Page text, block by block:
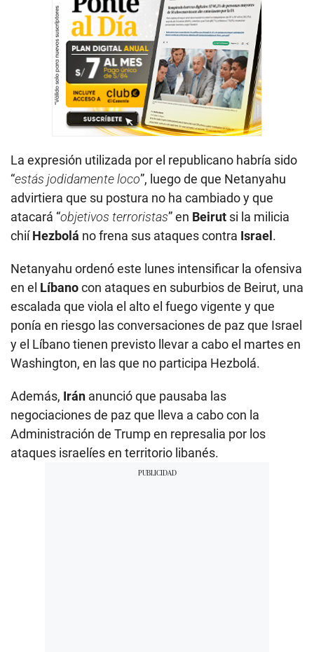
La expresión utilizada por el republicano habría sido
“estás jodidamente loco”, luego de que Netanyahu
advirtiera que su postura no ha cambiado y que
atacará “objetivos terroristas” en Beirut si la milicia
chiíHezbolá no frena sus ataques contra Israel.
Netanyahu ordenó este lunes intensificar la ofensiva
en el Líbanocon ataques en suburbios de Beirut, una
escalada que viola el alto el fuego vigente y que
ponía en riesgo las conversaciones de paz que Israel
y el Líbano tienen previsto llevar a cabo el martes en
Washington, en las que no participa Hezbolá.
Además, Irán anunció que pausaba las
negociaciones de paz que lleva a cabo con la
Administración de Trump en represalia por los
ataques israelíes en territorio libanés.